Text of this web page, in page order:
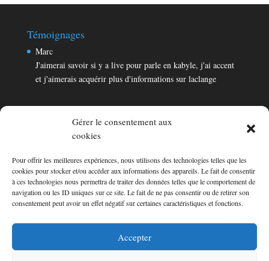
Gérer le consentement aux
cookies
Pour offrir les meilleures expériences, nous utilisons des technologies telles que les
cookies pour stocker et/ou accéder aux informations des appareils. Le fait de consentir
à ces technologies nous permettra de traiter des données telles que le comportement de
navigation ou les ID uniques sur ce site. Le fait de ne pas consentir ou de retirer son
consentement peut avoir un effet négatif sur certaines caractéristiques et fonctions.
Accepter
Témoignages
Marc
J'aimerai savoir si y a live pour parle en kabyle, j'ai accent
et j'aimerais acquérir plus d'informations sur laclange
Témoignages
Marc
J'aimerai savoir si y a live pour parle en kabyle, j'ai accent
et j'aimerais acquérir plus d'informations sur laclange
Consultez les témoignages